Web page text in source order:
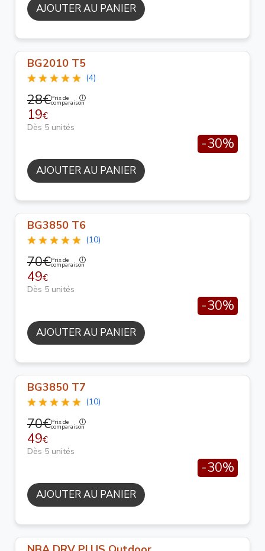
AJOUTER AU PANIER
BG2010 T5
(4)
28€Prix de
comparaison
19€
Dès 5 unités
-30%
AJOUTER AU PANIER
BG3850 T6
(10)
70€Prix de
comparaison
49€
Dès 5 unités
-30%
AJOUTER AU PANIER
BG3850 T7
(10)
70€Prix de
comparaison
49€
Dès 5 unités
-30%
AJOUTER AU PANIER